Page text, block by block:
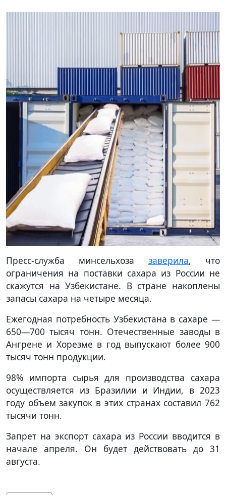
Пресс-служба минсельхоза заверила, что
ограничения на поставки сахара из России не
скажутся на Узбекистане. В стране накоплены
запасы сахара на четыре месяца.
Ежегодная потребность Узбекистана в сахаре —
650—700 тысяч тонн. Отечественные заводы в
Ангрене и Хорезме в год выпускают более 900
тысяч тонн продукции.
98% импорта сырья для производства сахара
осуществляется из Бразилии и Индии, в 2023
году объем закупок в этих странах составил 762
тысячи тонн.
Запрет на экспорт сахара из России вводится в
начале апреля. Он будет действовать до 31
августа.